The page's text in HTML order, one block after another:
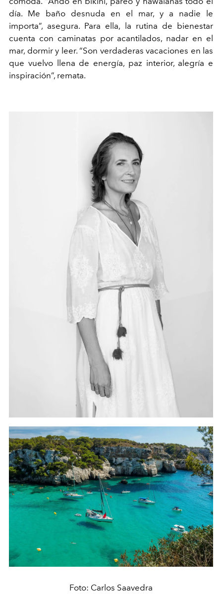
día. Me baño desnuda en el mar, y a nadie le
importa”, asegura. Para ella, la rutina de bienestar
cuenta con caminatas por acantilados, nadar en el
mar, dormir y leer. “Son verdaderas vacaciones en las
que vuelvo llena de energía, paz interior, alegría e
inspiración”, remata.
Foto: Carlos Saavedra